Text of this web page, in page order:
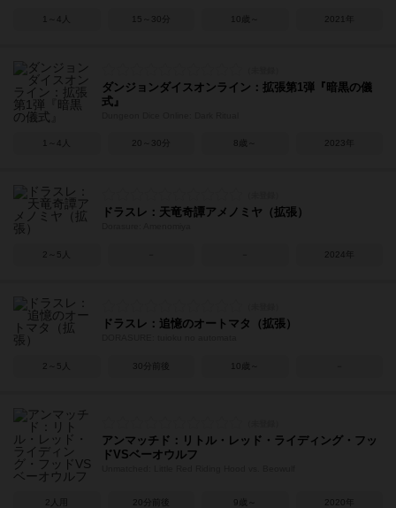
1～4人 15～30分 10歳～ 2021年
ダンジョンダイスオンライン：拡張第1弾『暗黒の儀
式』
1～4人 20～30分 8歳～ 2023年
ドラスレ：天竜奇譚アメノミヤ（拡張）
2～5人 2024年
ドラスレ：追憶のオートマタ（拡張）
2～5人 30分前後 10歳～
アンマッチド：リトル・レッド・ライディング・フッ
ドVSベーオウルフ
2人用 20分前後 9歳～ 2020年